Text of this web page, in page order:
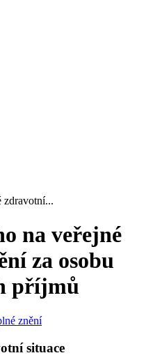
zdravotní...
na veřejné
za osobu
příjmů
znění
situace